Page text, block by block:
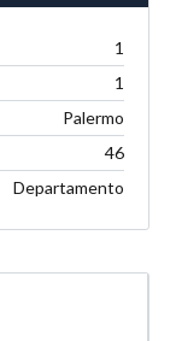
1
1
Palermo
46
Departamento